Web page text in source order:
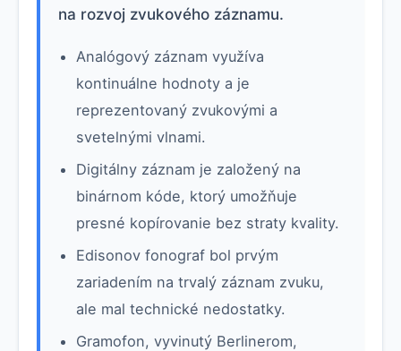
na rozvoj zvukového záznamu.
Analógový záznam využíva
kontinuálne hodnoty a je
reprezentovaný zvukovými a
svetelnými vlnami.
Digitálny záznam je založený na
binárnom kóde, ktorý umožňuje
presné kopírovanie bez straty kvality.
Edisonov fonograf bol prvým
zariadením na trvalý záznam zvuku,
ale mal technické nedostatky.
Gramofon, vyvinutý Berlinerom,